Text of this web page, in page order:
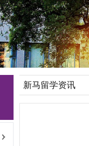
新马留学资讯